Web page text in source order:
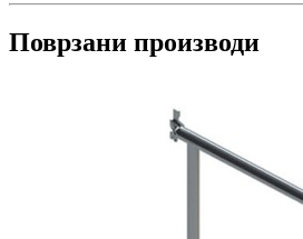
Поврзани производи